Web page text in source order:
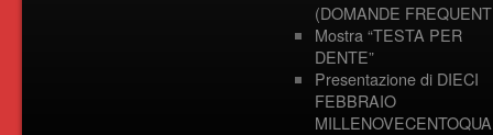
(DOMANDE
Mostra “TESTA PER
DENTE”
Presentazione di DIECI
FEBBRAIO